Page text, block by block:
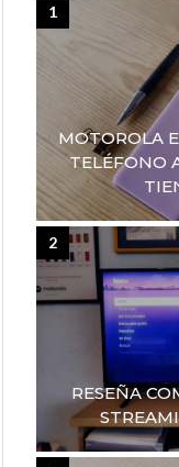
MOTOROLA
TELÉFONO
1
RESEÑA
2